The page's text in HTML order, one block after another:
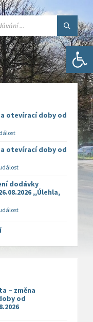
Open toolbar
otevírací doby od
otevírací doby od
dodávky
,,Úlehla,
– změna
od